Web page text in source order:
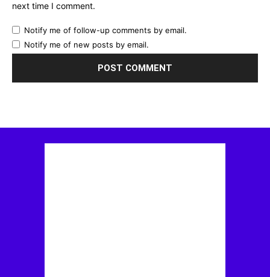
next time I comment.
Notify me of follow-up comments by email.
Notify me of new posts by email.